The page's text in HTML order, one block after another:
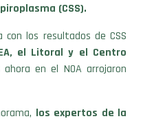
(CSS).
los resultados de CSS
el Litoral y el Centro
en el NOA arrojaron
los expertos de la